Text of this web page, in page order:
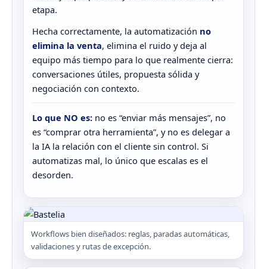
etapa.
Hecha correctamente, la automatización no
elimina la venta, elimina el ruido y deja al
equipo más tiempo para lo que realmente cierra:
conversaciones útiles, propuesta sólida y
negociación con contexto.
Lo que NO es: no es “enviar más mensajes”, no
es “comprar otra herramienta”, y no es delegar a
la IA la relación con el cliente sin control. Si
automatizas mal, lo único que escalas es el
desorden.
Workflows bien diseñados: reglas, paradas automáticas,
validaciones y rutas de excepción.